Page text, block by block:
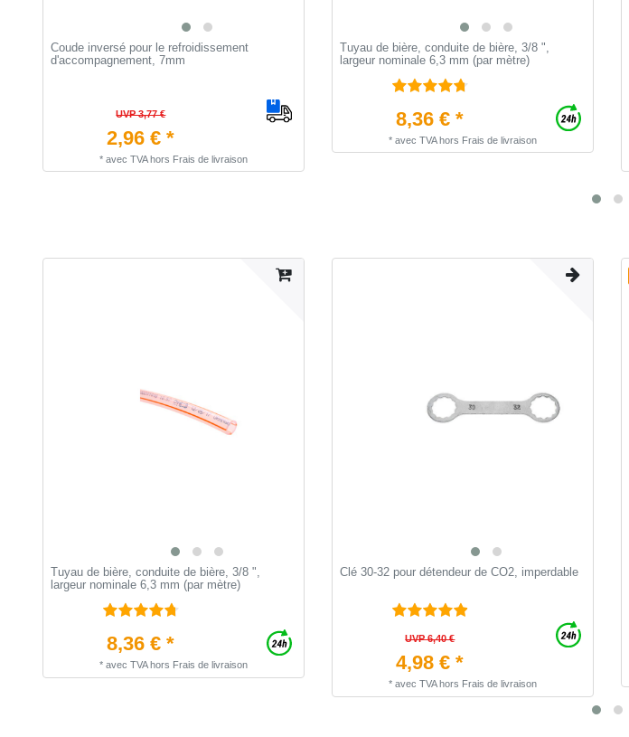
Coude inversé pour le refroidissement
d'accompagnement, 7mm
UVP 3,77 €
2,96 € *
* avec TVAhors Frais de livraison
Tuyau de bière, conduite de bière, 3/8 ",
largeur nominale 6,3 mm (par mètre)
8,36 € *
* avec TVAhors Frais de livraison
Tuyau de bière, conduite de bière, 3/8 ",
largeur nominale 6,3 mm (par mètre)
8,36 € *
* avec TVAhors Frais de livraison
Clé 30-32 pour détendeur de CO2, imperdable
UVP 6,40 €
4,98 € *
* avec TVAhors Frais de livraison